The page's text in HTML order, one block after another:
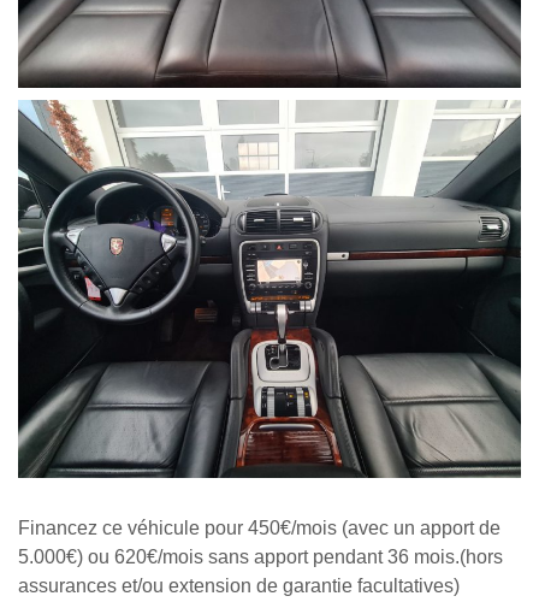
Financez ce véhicule pour 450€/mois (avec un apport de
5.000€) ou 620€/mois sans apport pendant 36 mois.(hors
assurances et/ou extension de garantie facultatives)